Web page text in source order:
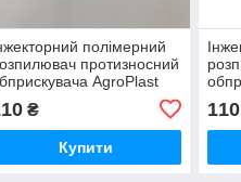
полімерний
протизносний
AgroPlast
₴
Купити
110